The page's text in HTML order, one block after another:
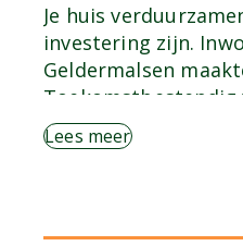
Je huis
investering zijn.
Geldermalsen
Toekomstbestendig
Lees meer